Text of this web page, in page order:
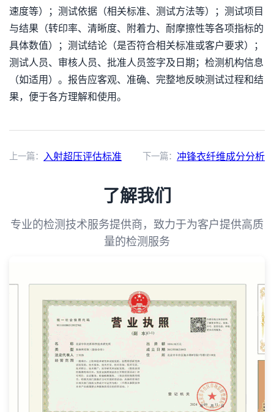
速度等）；测试依据（相关标准、测试方法等）；测试项目
与结果（转印率、清晰度、附着力、耐摩擦性等各项指标的
具体数值）；测试结论（是否符合相关标准或客户要求）；
测试人员、审核人员、批准人员签字及日期；检测机构信息
（如适用）。报告应客观、准确、完整地反映测试过程和结
果，便于各方理解和使用。
上一篇： 入射超压评估标准 下一篇： 冲锋衣纤维成分分析
了解我们
专业的检测技术服务提供商，致力于为客户提供高质
量的检测服务